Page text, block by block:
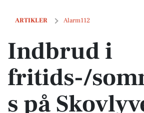
ARTIKLER Alarm112
Indbrud i fritids-/sommerhus på Skovlyvej
Indbrud i
fritids-/
s på